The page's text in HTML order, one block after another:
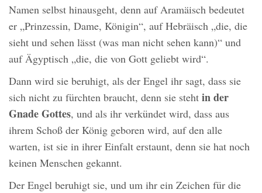
Namen selbst hinausgeht, denn auf Aramäisch bedeutet
er „Prinzessin, Dame, Königin“, auf Hebräisch „die, die
sieht und sehen lässt (was man nicht sehen kann)“ und
auf Ägyptisch „die, die von Gott geliebt wird“.
Dann wird sie beruhigt, als der Engel ihr sagt, dass sie
sich nicht zu fürchten braucht, denn sie steht in der
Gnade Gottes, und als ihr verkündet wird, dass aus
ihrem Schoß der König geboren wird, auf den alle
warten, ist sie in ihrer Einfalt erstaunt, denn sie hat noch
keinen Menschen gekannt.
Der Engel beruhigt sie, und um ihr ein Zeichen für die